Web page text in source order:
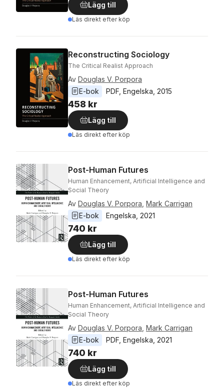
Lägg till
Läs direkt efter köp
Reconstructing Sociology
The Critical Realist Approach
Av Douglas V. Porpora
E-bok
PDF Engelska 2015
458 kr
Lägg till
Läs direkt efter köp
Post-Human Futures
Human Enhancement, Artificial Intelligence and
Social Theory
Av Douglas V. Porpora Mark Carrigan
E-bok
Engelska 2021
740 kr
Lägg till
Läs direkt efter köp
Post-Human Futures
Human Enhancement, Artificial Intelligence and
Social Theory
Av Douglas V. Porpora Mark Carrigan
E-bok
PDF Engelska 2021
740 kr
Lägg till
Läs direkt efter köp